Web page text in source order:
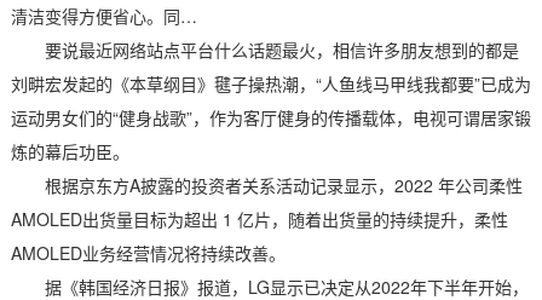
清洁变得方便省心。同…
要说最近网络站点平台什么话题最火，相信许多朋友想到的都是
刘畊宏发起的《本草纲目》毽子操热潮，“人鱼线马甲线我都要”已成为
运动男女们的“健身战歌”，作为客厅健身的传播载体，电视可谓居家锻
炼的幕后功臣。
根据京东方A披露的投资者关系活动记录显示，2022 年公司柔性
AMOLED出货量目标为超出 1 亿片，随着出货量的持续提升，柔性
AMOLED业务经营情况将持续改善。
据《韩国经济日报》报道，LG显示已决定从2022年下半年开始，